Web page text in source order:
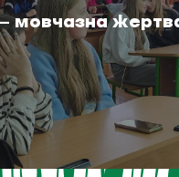
мовчазна